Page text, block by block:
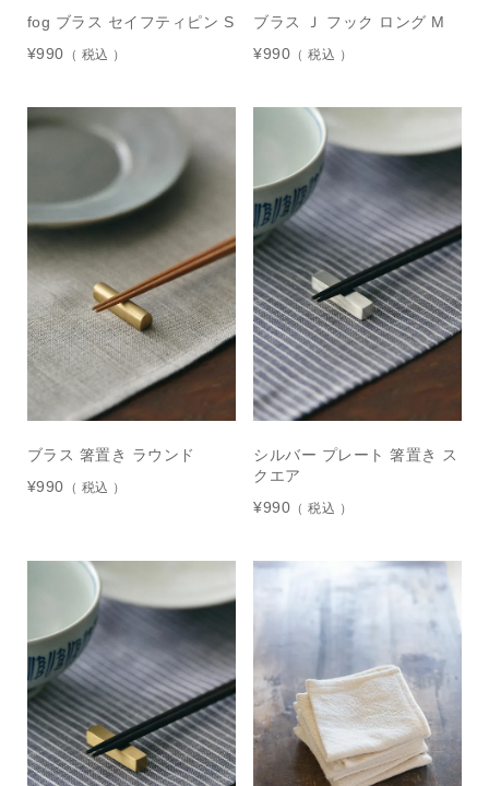
fog ブラス セイフティピン S
¥990 税込
ブラス Ｊ フック ロング M
¥990 税込
ブラス 箸置き ラウンド
¥990 税込
シルバー プレート 箸置き ス
クエア
¥990 税込